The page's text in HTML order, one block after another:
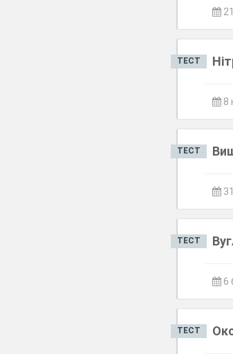
ТЕСТ
8
ТЕСТ
ТЕСТ
6
ТЕСТ